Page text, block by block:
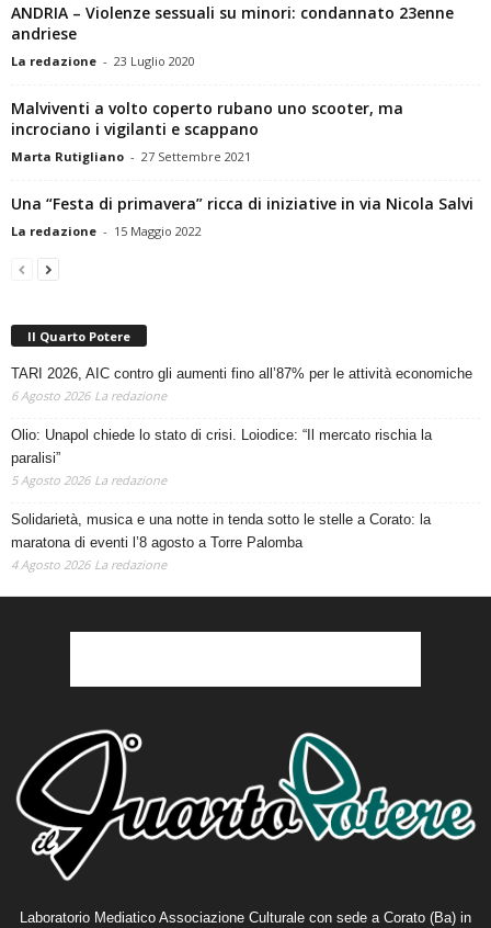
ANDRIA – Violenze sessuali su minori: condannato 23enne
andriese
La redazione - 23 Luglio 2020
Malviventi a volto coperto rubano uno scooter, ma
incrociano i vigilanti e scappano
Marta Rutigliano - 27 Settembre 2021
Una “Festa di primavera” ricca di iniziative in via Nicola Salvi
La redazione - 15 Maggio 2022
Il Quarto Potere
TARI 2026, AIC contro gli aumenti fino all’87% per le attività economiche
6 Agosto 2026 La redazione
Olio: Unapol chiede lo stato di crisi. Loiodice: “Il mercato rischia la
paralisi”
5 Agosto 2026 La redazione
Solidarietà, musica e una notte in tenda sotto le stelle a Corato: la
maratona di eventi l’8 agosto a Torre Palomba
4 Agosto 2026 La redazione
Laboratorio Mediatico Associazione Culturale con sede a Corato (Ba) in